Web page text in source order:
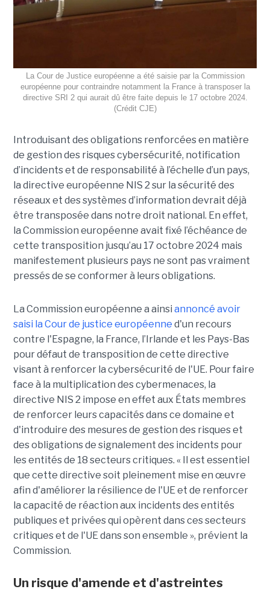
La Cour de Justice européenne a été saisie par la Commission
européenne pour contraindre notamment la France à transposer la
directive SRI 2 qui aurait dû être faite depuis le 17 octobre 2024.
(Crédit CJE)
Introduisant des obligations renforcées en matière
de gestion des risques cybersécurité, notification
d’incidents et de responsabilité à l’échelle d’un pays,
la directive européenne NIS 2 sur la sécurité des
réseaux et des systèmes d’information devrait déjà
être transposée dans notre droit national. En effet,
la Commission européenne avait fixé l’échéance de
cette transposition jusqu’au 17 octobre 2024 mais
manifestement plusieurs pays ne sont pas vraiment
pressés de se conformer à leurs obligations.
La Commission européenne a ainsi annoncé avoir
saisi la Cour de justice européenne d'un recours
contre l'Espagne, la France, l’Irlande et les Pays-Bas
pour défaut de transposition de cette directive
visant à renforcer la cybersécurité de l'UE. Pour faire
face à la multiplication des cybermenaces, la
directive NIS 2 impose en effet aux États membres
de renforcer leurs capacités dans ce domaine et
d'introduire des mesures de gestion des risques et
des obligations de signalement des incidents pour
les entités de 18 secteurs critiques. « Il est essentiel
que cette directive soit pleinement mise en œuvre
afin d'améliorer la résilience de l'UE et de renforcer
la capacité de réaction aux incidents des entités
publiques et privées qui opèrent dans ces secteurs
critiques et de l'UE dans son ensemble », prévient la
Commission.
Un risque d'amende et d'astreintes